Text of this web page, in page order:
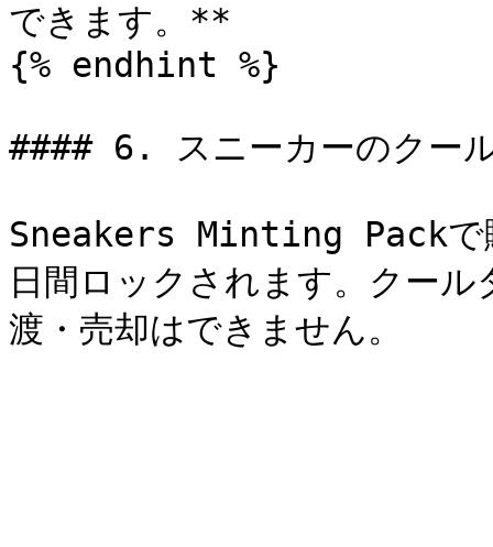
できます。**
{% endhint %}
#### 6. スニーカーのクー
Sneakers Minting Packで
日間ロックされます。クー